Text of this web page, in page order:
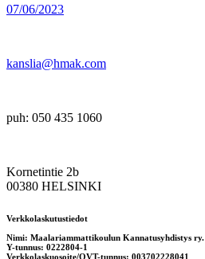
07/06/2023
kanslia@hmak.com
puh: 050 435 1060
Kornetintie 2b
00380 HELSINKI
Verkkolaskutustiedot
Nimi: Maalariammattikoulun Kannatusyhdistys ry.
Y-tunnus: 0222804-1
Verkkolaskuosoite/OVT-tunnus: 003702228041